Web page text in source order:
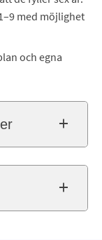
med möjlighet
och egna